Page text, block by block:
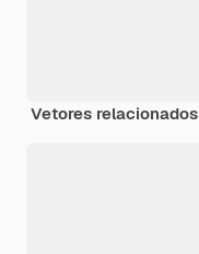
Vetores relacionados